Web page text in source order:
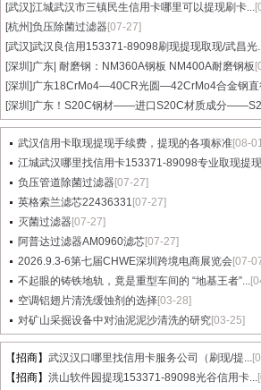
[武汉]江城武汉市三镇民生信用卡哪里可以提现刷卡...
[杭州]负压除菌过滤器[07-27]
[武汉]武汉良信用153371-89098刷现提现取现/武昌光
[深圳]广东| 耐磨钢：NM360A钢板 NM400A耐磨钢板
[深圳]广东18CrMo4—40CR光圆—42CrMo4合金钢直
[深圳]广东！S20C钢材——进口S20C材质成分
武汉信用卡取现提现手续费，提现的各项标准[08-
江城武汉哪里找信用卡153371-89098专业取现提
负压管道除菌过滤器[07-27]
英格索兰滤芯22436331 [07-27]
灭菌过滤器[07-27]
阿普达过滤器AM0960滤芯[07-27]
2026.9.3-6第七届CHWE深圳跨境电商展览会[07-
不起眼的铸铁地轨，竟是重型车间的 “地基王者”...
空调铝翅片清洗缓蚀剂的选择[03-28]
对矿山采掘设备中对油泥泥沙清洗的研究[03-25]
【招商】 武汉汉口哪里找信用卡服务公司（刷现/提...
【招商】 洪山软件园提现153371-89098光谷信用卡...